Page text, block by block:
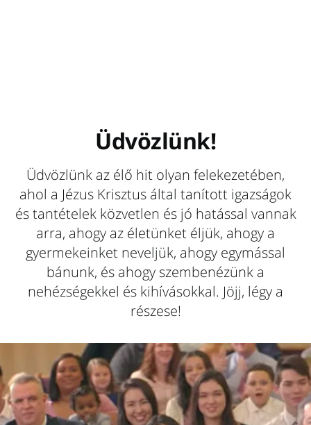
Üdvözlünk!
Üdvözlünk az élő hit olyan felekezetében,
ahol a Jézus Krisztus által tanított igazságok
és tantételek közvetlen és jó hatással vannak
arra, ahogy az életünket éljük, ahogy a
gyermekeinket neveljük, ahogy egymással
bánunk, és ahogy szembenézünk a
nehézségekkel és kihívásokkal. Jöjj, légy a
részese!